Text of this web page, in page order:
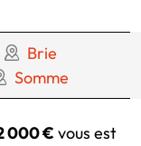
Brie
Somme
000 € vous est